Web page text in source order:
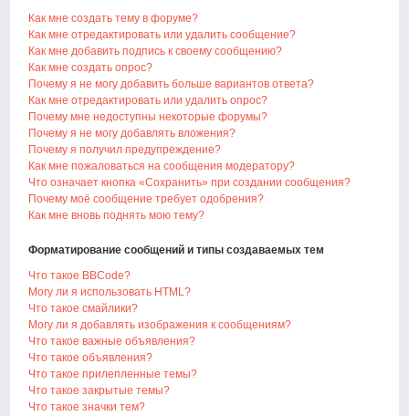
Как мне создать тему в форуме?
Как мне отредактировать или удалить сообщение?
Как мне добавить подпись к своему сообщению?
Как мне создать опрос?
Почему я не могу добавить больше вариантов ответа?
Как мне отредактировать или удалить опрос?
Почему мне недоступны некоторые форумы?
Почему я не могу добавлять вложения?
Почему я получил предупреждение?
Как мне пожаловаться на сообщения модератору?
Что означает кнопка «Сохранить» при создании сообщения?
Почему моё сообщение требует одобрения?
Как мне вновь поднять мою тему?
Форматирование сообщений и типы создаваемых тем
Что такое BBCode?
Могу ли я использовать HTML?
Что такое смайлики?
Могу ли я добавлять изображения к сообщениям?
Что такое важные объявления?
Что такое объявления?
Что такое прилепленные темы?
Что такое закрытые темы?
Что такое значки тем?